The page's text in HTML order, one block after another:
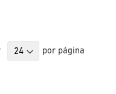
por página